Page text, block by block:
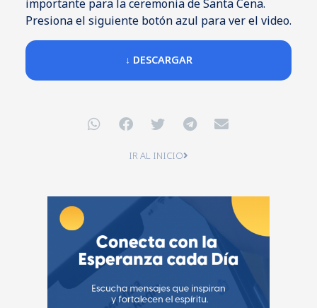
importante para la ceremonia de Santa Cena.
Presiona el siguiente botón azul para ver el video.
↓ DESCARGAR
IR AL INICIO